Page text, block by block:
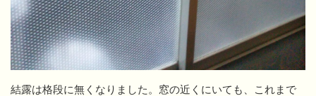
結露は格段に無くなりました。窓の近くにいても、これまで